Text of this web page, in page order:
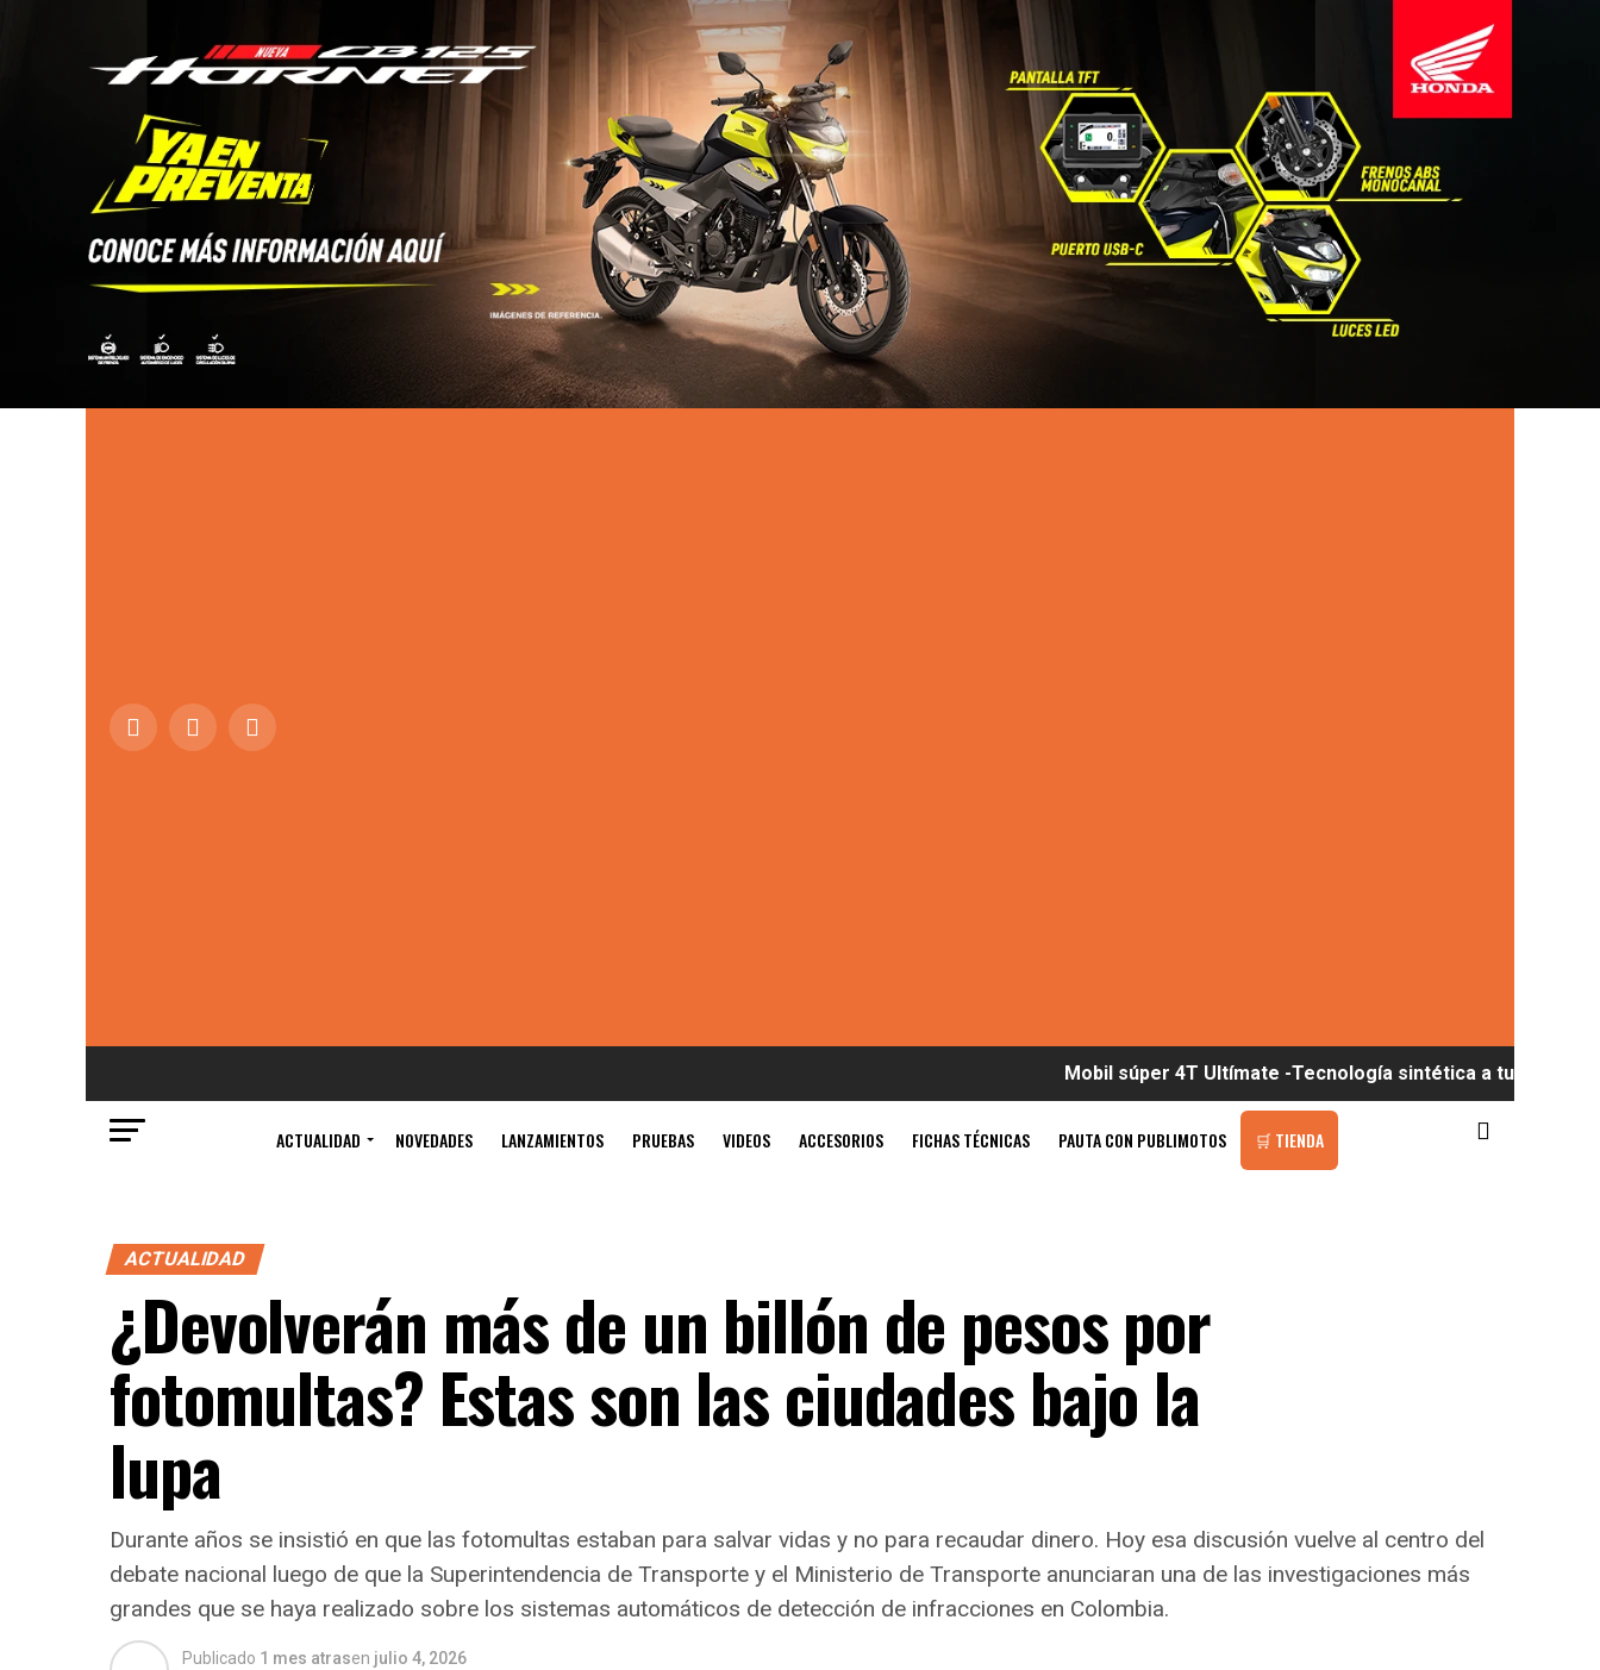
Mobil súper 4T Ultímate -Tecnología sintética a tu alcance
ACTUALIDAD NOVEDADES LANZAMIENTOS PRUEBAS VIDEOS ACCESORIOS FICHAS TÉCNICAS PAUTA CON PUBLIMOTOS 🛒 TIENDA
ACTUALIDAD
¿Devolverán más de un billón de pesos por
fotomultas? Estas son las ciudades bajo la
lupa
Durante años se insistió en que las fotomultas estaban para salvar vidas y no para recaudar dinero. Hoy esa discusión vuelve al centro del
debate nacional luego de que la Superintendencia de Transporte y el Ministerio de Transporte anunciaran una de las investigaciones más
grandes que se haya realizado sobre los sistemas automáticos de detección de infracciones en Colombia.
Publicado 1 mes atrasen julio 4, 2026